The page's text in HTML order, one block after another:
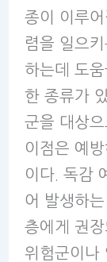
종이 이루
렴을 일으
하는데 도
한 종류가
군을 대상
이점은 예
이다. 독감
어 발생하
층에게 권
위험군이나